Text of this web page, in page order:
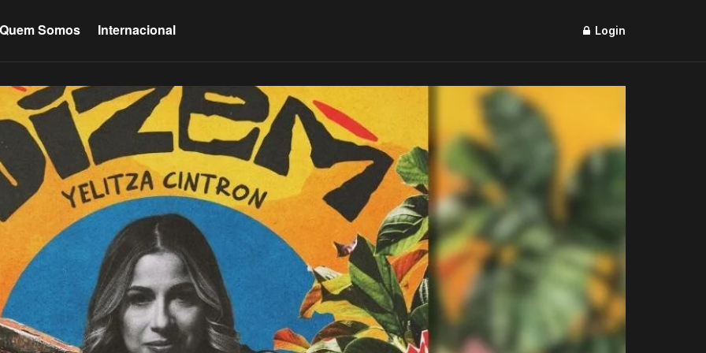
Quem Somos Internacional Login